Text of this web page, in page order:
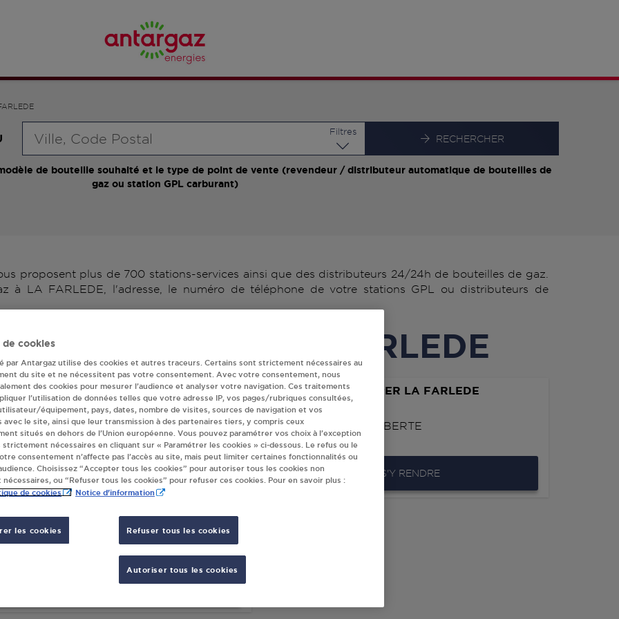
Filtres
RECHERCHER
de bouteille souhaité et le type de point de vente (revendeur / distributeur automatique de bouteilles de
gaz ou station GPL carburant)
proposent plus de 700 stations-services ainsi que des distributeurs 24/24h de bouteilles de gaz.
à LA FARLEDE, l'adresse, le numéro de téléphone de votre stations GPL ou distributeurs de
Antargaz à LA FARLEDE
SARL LUTINISE LA FARLEDE
EST BP 278
LAVOISIER
LA FARLEDE
S'Y RENDRE
INTERMARCHE SUPER LA FARLEDE
STE.FARLEDIS
QUARTIER DE L'AUBERTE
83210LA FARLEDE
S'Y RENDRE
K9 MARKET M2C LA FARLEDE
ROUTE DE LA CRAU
de cookies
par Antargaz utilise des cookies et autres traceurs. Certains sont strictement nécessaires au
du site et ne nécessitent pas votre consentement. Avec votre consentement, nous
des cookies pour mesurer l’audience et analyser votre navigation. Ces traitements
l’utilisation de données telles que votre adresse IP, vos pages/rubriques consultées,
équipement, pays, dates, nombre de visites, sources de navigation et vos
avec le site, ainsi que leur transmission à des partenaires tiers, y compris ceux
situés en dehors de l’Union européenne. Vous pouvez paramétrer vos choix à l’exception
strictement nécessaires en cliquant sur « Paramétrer les cookies » ci-dessous. Le refus ou le
consentement n’affecte pas l’accès au site, mais peut limiter certaines fonctionnalités ou
Choisissez “Accepter tous les cookies” pour autoriser tous les cookies non
ou “Refuser tous les cookies” pour refuser ces cookies. Pour en savoir plus :
de cookies Notice d'information
les cookies Refuser tous les cookies
Autoriser tous les cookies